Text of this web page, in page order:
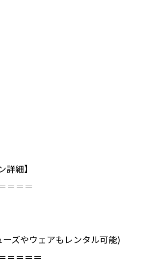
詳細】⁣
＝＝＝⁣
ズやウェアもレンタル可能)
＝＝＝＝⁣